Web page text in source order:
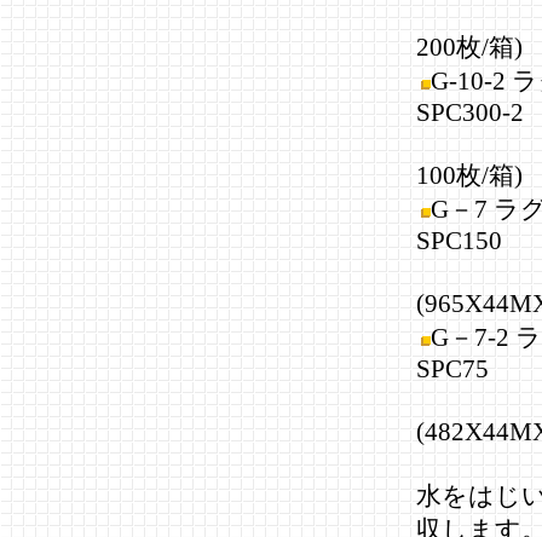
200枚/箱)
G-10-2
SPC300-2
100枚/箱)
G－7 ラ
SPC150
G－7-2
SPC75
水をはじ
収します